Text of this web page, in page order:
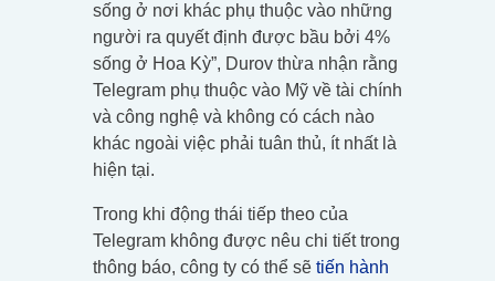
sống ở nơi khác phụ thuộc vào những
người ra quyết định được bầu bởi 4%
sống ở Hoa Kỳ”, Durov thừa nhận rằng
Telegram phụ thuộc vào Mỹ về tài chính
và công nghệ và không có cách nào
khác ngoài việc phải tuân thủ, ít nhất là
hiện tại.
Trong khi động thái tiếp theo của
Telegram không được nêu chi tiết trong
thông báo, công ty có thể sẽ tiến hành